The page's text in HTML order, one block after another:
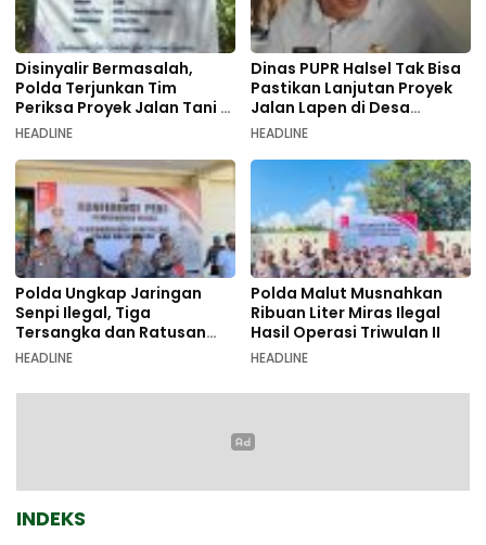
Disinyalir Bermasalah,
Polda Terjunkan Tim
Periksa Proyek Jalan Tani di
Galala
HEADLINE
Dinas PUPR Halsel Tak Bisa
Pastikan Lanjutan Proyek
Jalan Lapen di Desa
Sambiki
HEADLINE
Polda Ungkap Jaringan
Senpi Ilegal, Tiga
Tersangka dan Ratusan
Amunisi Diamankan
HEADLINE
Polda Malut Musnahkan
Ribuan Liter Miras Ilegal
Hasil Operasi Triwulan II
HEADLINE
INDEKS